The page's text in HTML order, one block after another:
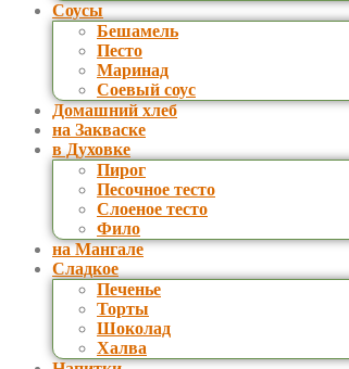
Соусы
Бешамель
Песто
Маринад
Соевый соус
Домашний хлеб
на Закваске
в Духовке
Пирог
Песочное тесто
Слоеное тесто
Фило
на Мангале
Сладкое
Печенье
Торты
Шоколад
Халва